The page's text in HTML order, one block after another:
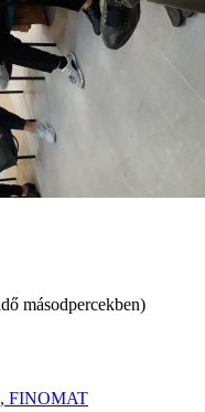
másodpercekben)
FINOMAT